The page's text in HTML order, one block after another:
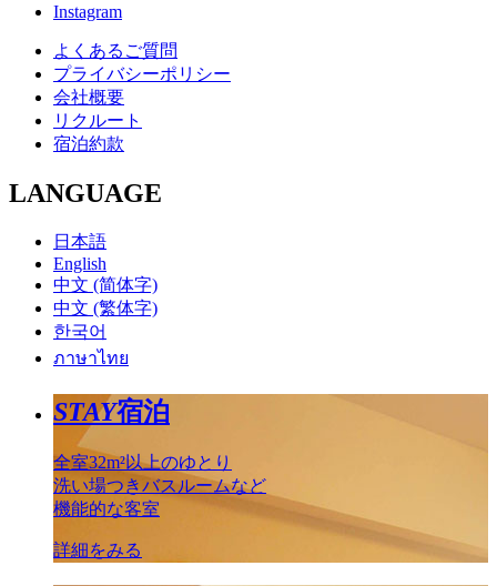
Instagram
よくあるご質問
プライバシーポリシー
会社概要
リクルート
宿泊約款
LANGUAGE
日本語
English
中文 (简体字)
中文 (繁体字)
한국어
ภาษาไทย
STAY宿泊
全室32m²以上のゆとり
洗い場つきバスルームなど
機能的な客室
詳細をみる